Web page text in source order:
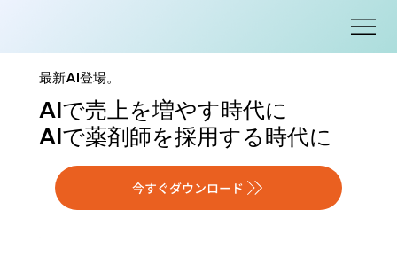
最新AI登場。
AIで売上を増やす時代に
AIで薬剤師を採用する時代に
今すぐダウンロード